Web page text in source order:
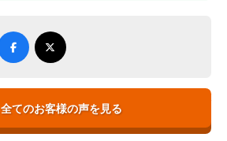
全てのお客様の声を見る